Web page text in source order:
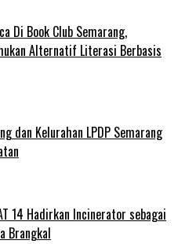
Di Book Club Semarang,
Alternatif Literasi Berbasis
dan Kelurahan LPDP Semarang
14 Hadirkan Incinerator sebagai
Brangkal